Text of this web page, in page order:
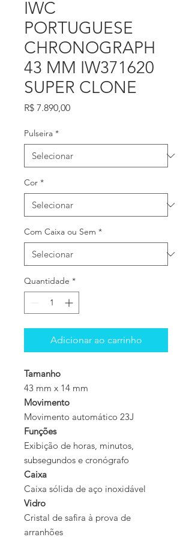
IWC
PORTUGUESE
CHRONOGRAPH
43 MM IW371620
SUPER CLONE
R$ 7.890,00Preço
Pulseira *
Cor *
Com Caixa ou Sem *
Quantidade *
Adicionar ao carrinho
Tamanho
43 mm x 14 mm
Movimento
Movimento automático 23J
Funções
Exibição de horas, minutos,
subsegundos e cronógrafo
Caixa
Caixa sólida de aço inoxidável
Vidro
Cristal de safira à prova de
arranhões